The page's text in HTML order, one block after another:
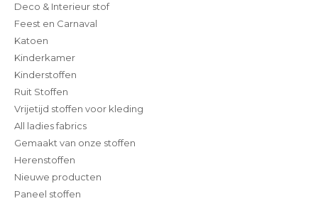
Deco & Interieur stof
Feest en Carnaval
Katoen
Kinderkamer
Kinderstoffen
Ruit Stoffen
Vrijetijd stoffen voor kleding
All ladies fabrics
Gemaakt van onze stoffen
Herenstoffen
Nieuwe producten
Paneel stoffen